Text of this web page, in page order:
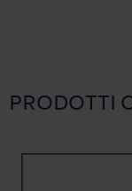
PRODOTTI